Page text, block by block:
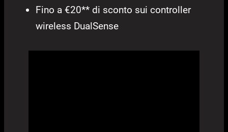
Fino a €20** di sconto sui controller
wireless DualSense